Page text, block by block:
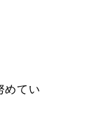
めてい